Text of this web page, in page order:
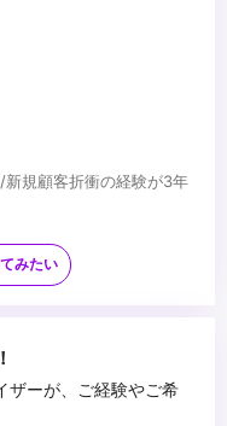
新規顧客折衝の経験が3年
などのディレクション業
が使用できる方
/ Adobe Illustrator
みたい
ザーが、ご経験やご希